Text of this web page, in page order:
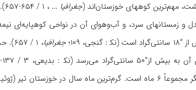
مهم‌ترین کوههای خوزستان‌اند (جغرافیا ... ، ۱ / ۶۵۴-۶۵۷).
و زمستانهای سرد، و آب‌و‌هوای آن در نواحی کوهپایه‌ای
۱۰۹؛
جغرافیا
، ۱ /